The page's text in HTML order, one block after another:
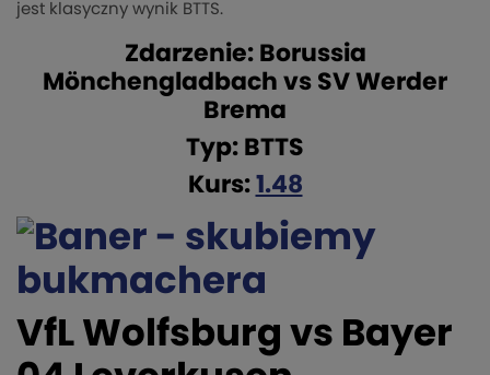
jest klasyczny wynik BTTS.
Zdarzenie: Borussia
Mönchengladbach vs SV Werder
Brema
Typ: BTTS
Kurs: 1.48
VfL Wolfsburg vs Bayer